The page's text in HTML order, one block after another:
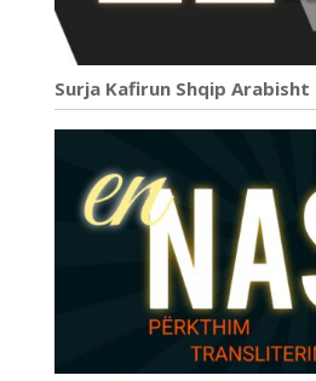
Surja Kafirun Shqip Arabisht